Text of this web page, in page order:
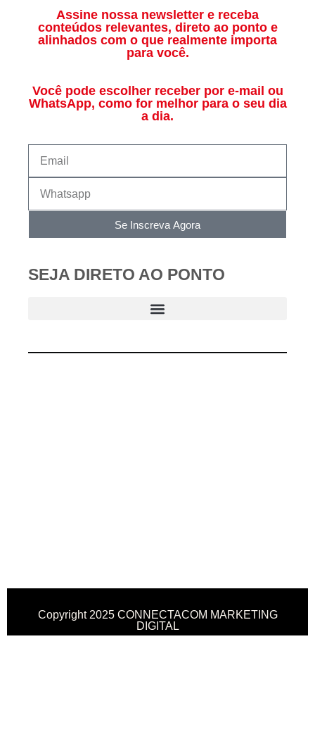
Assine nossa newsletter e receba
conteúdos relevantes, direto ao ponto e
alinhados com o que realmente importa
para você.
Você pode escolher receber por e-mail ou
WhatsApp, como for melhor para o seu dia
a dia.
Se Inscreva Agora
SEJA DIRETO AO PONTO
Copyright 2025 CONNECTACOM MARKETING
DIGITAL